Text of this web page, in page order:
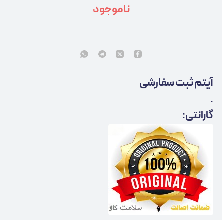
ناموجود
آیتم ثبت سفارشی
.
گارانتی: